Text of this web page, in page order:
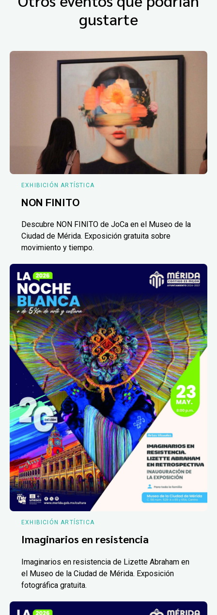
gustarte
EXHIBICIÓN ARTÍSTICA
NON FINITO
Descubre NON FINITO de JoCa en el Museo de la
Ciudad de Mérida. Exposición gratuita sobre
movimiento y tiempo.
EXHIBICIÓN ARTÍSTICA
Imaginarios en resistencia
Imaginarios en resistencia de Lizette Abraham en
el Museo de la Ciudad de Mérida. Exposición
fotográfica gratuita.